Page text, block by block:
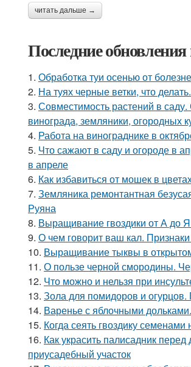
читать дальше →
Последние обновления
1. Обработка туи осенью от
2. На туях черные ветки, что
3. Совместимость растений в
винограда, земляники, огородных
4. Работа на винограднике в
5. Что сажают в саду и огороде в
в апреле
6. Как избавиться от мошек в
7. Земляника ремонтантная
Руяна
8. Выращивание гвоздики от А до
9. О чем говорит ваш кал.
10. Выращивание тыквы в
11. О пользе черной смородины.
12. Что можно и нельзя при
13. Зола для помидоров и огурцов.
14. Варенье с яблочными
15. Когда сеять гвоздику
16. Как украсить палисадник
приусадебный участок